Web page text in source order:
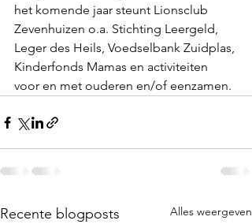
het komende jaar steunt Lionsclub
Zevenhuizen o.a. Stichting Leergeld,
Leger des Heils, Voedselbank Zuidplas,
Kinderfonds Mamas en activiteiten
voor en met ouderen en/of eenzamen.
Recente blogposts Alles weergeven